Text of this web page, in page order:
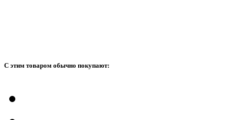
С этим товаром обычно покупают: